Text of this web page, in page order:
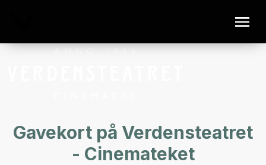
Gavekort på Verdensteatret
- Cinemateket